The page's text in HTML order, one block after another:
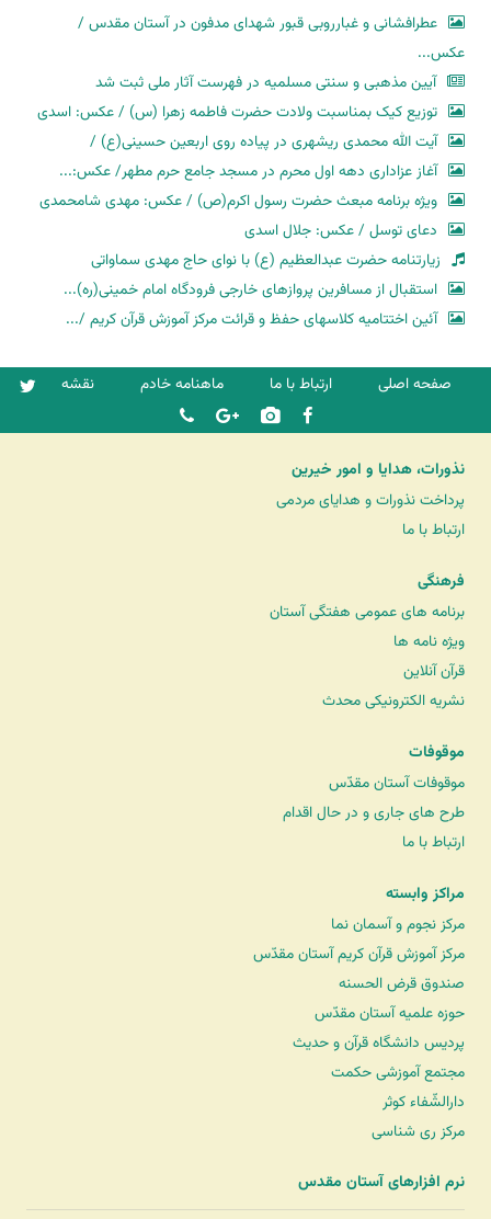
عطرافشانی و غبارروبی قبور شهدای مدفون در آستان مقدس /
عکس...
آیین مذهبی و سنتی مسلمیه در فهرست آثار ملی ثبت شد
توزیع کیک بمناسبت ولادت حضرت فاطمه زهرا (س) / عکس: اسدی
آیت الله محمدی ریشهری در پیاده روی اربعین حسینی(ع) /
آغاز عزاداری دهه اول محرم در مسجد جامع حرم مطهر/ عکس:...
ویژه برنامه مبعث حضرت رسول اکرم(ص) / عکس: مهدی شامحمدی
دعای توسل / عکس: جلال اسدی
زیارتنامه حضرت عبدالعظیم (ع) با نوای حاج مهدی سماواتی
استقبال از مسافرین پروازهای خارجی فرودگاه امام خمینی(ره)...
آئین اختتامیه کلاسهای حفظ و قرائت مرکز آموزش قرآن کریم /...
صفحه اصلی ارتباط با ما ماهنامه خادم نقشه
نذورات، هدایا و امور خیرین
پرداخت نذورات و هدایای مردمی
ارتباط با ما
فرهنگی
برنامه های عمومی هفتگی آستان
ویژه نامه ها
قرآن آنلاین
نشریه الکترونیکی محدث
موقوفات
موقوفات آستان مقدّس
طرح های جاری و در حال اقدام
ارتباط با ما
مراکز وابسته
مرکز نجوم و آسمان نما
مرکز آموزش قرآن کریم آستان مقدّس
صندوق قرض الحسنه
حوزه علمیه آستان مقدّس
پردیس دانشگاه قرآن و حدیث
مجتمع آموزشی حکمت
دارالشّفاء کوثر
مرکز ری شناسی
نرم افزارهای آستان مقدس